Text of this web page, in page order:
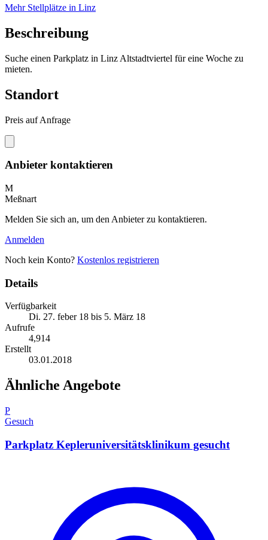
Mehr Stellplätze in Linz
Beschreibung
Suche einen Parkplatz in Linz Altstadtviertel für eine Woche zu
mieten.
Standort
Preis auf Anfrage
Anbieter kontaktieren
M
Meßnart
Melden Sie sich an, um den Anbieter zu kontaktieren.
Anmelden
Noch kein Konto? Kostenlos registrieren
Details
Verfügbarkeit
Di. 27. feber 18 bis 5. März 18
Aufrufe
4,914
Erstellt
03.01.2018
Ähnliche Angebote
P
Gesuch
Parkplatz Kepleruniversitätsklinikum gesucht